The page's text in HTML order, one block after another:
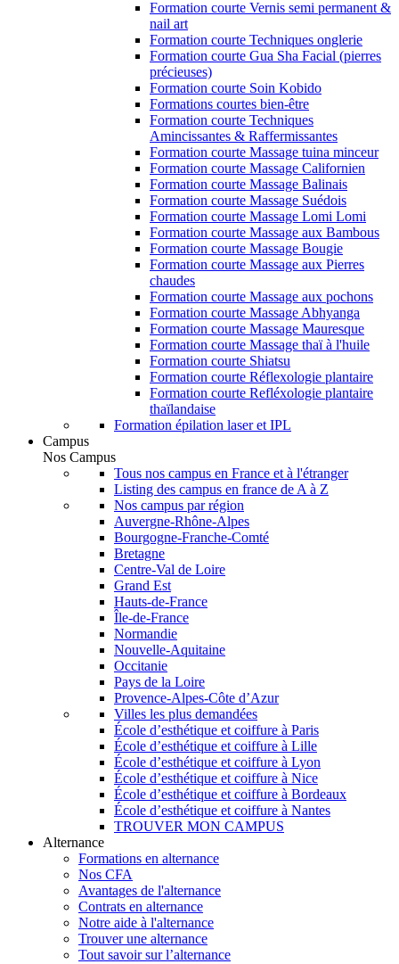
Formation courte Vernis semi permanent &
nail art
Formation courte Techniques onglerie
Formation courte Gua Sha Facial (pierres
précieuses)
Formation courte Soin Kobido
Formations courtes bien-être
Formation courte Techniques
Amincissantes & Raffermissantes
Formation courte Massage tuina minceur
Formation courte Massage Californien
Formation courte Massage Balinais
Formation courte Massage Suédois
Formation courte Massage Lomi Lomi
Formation courte Massage aux Bambous
Formation courte Massage Bougie
Formation courte Massage aux Pierres
chaudes
Formation courte Massage aux pochons
Formation courte Massage Abhyanga
Formation courte Massage Mauresque
Formation courte Massage thaï à l'huile
Formation courte Shiatsu
Formation courte Réflexologie plantaire
Formation courte Refléxologie plantaire
thaïlandaise
Formation épilation laser et IPL
Campus
Nos Campus
Tous nos campus en France et à l'étranger
Listing des campus en france de A à Z
Nos campus par région
Auvergne-Rhône-Alpes
Bourgogne-Franche-Comté
Bretagne
Centre-Val de Loire
Grand Est
Hauts-de-France
Île-de-France
Normandie
Nouvelle-Aquitaine
Occitanie
Pays de la Loire
Provence-Alpes-Côte d’Azur
Villes les plus demandées
École d’esthétique et coiffure à Paris
École d’esthétique et coiffure à Lille
École d’esthétique et coiffure à Lyon
École d’esthétique et coiffure à Nice
École d’esthétique et coiffure à Bordeaux
École d’esthétique et coiffure à Nantes
TROUVER MON CAMPUS
Alternance
Formations en alternance
Nos CFA
Avantages de l'alternance
Contrats en alternance
Notre aide à l'alternance
Trouver une alternance
Tout savoir sur l’alternance